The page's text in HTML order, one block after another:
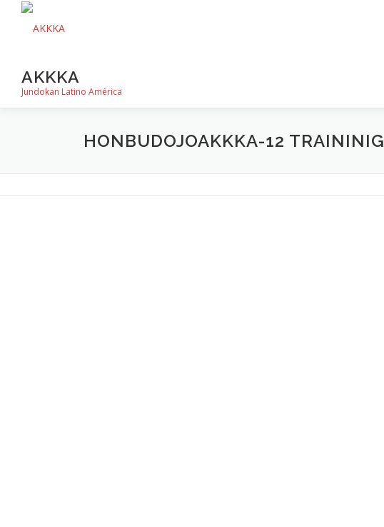
Saltar
AKKKA
Jundokan Latino América
HONBUDOJOAKKKA-12 TRAININIG